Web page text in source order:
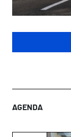
AGENDA